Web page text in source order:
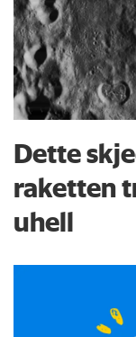
Dette
raketten
uhell